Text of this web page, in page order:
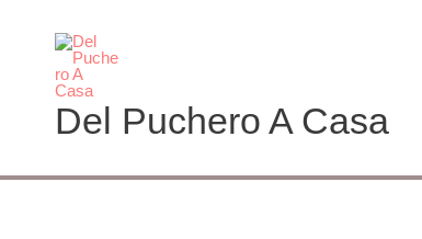
contenido
Del Puchero A Casa